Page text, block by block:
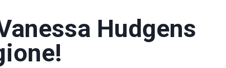
Hudgens